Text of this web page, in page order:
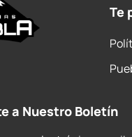
Te
a Nuestro Boletín